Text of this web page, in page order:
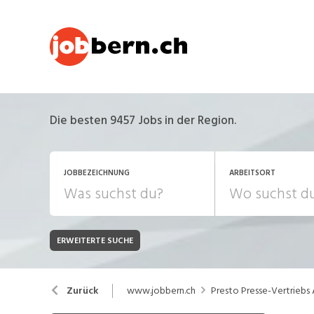
Die besten 9457 Jobs in der Region.
JOBBEZEICHNUNG ARBEITSORT
JOB-TYP
Festanstellung
Bank, Versicherung
Chemie, Pharma, Biotechnologie
ERWEITERTE SUCHE
Zurück www.jobbern.ch Presto Presse-Vertriebs